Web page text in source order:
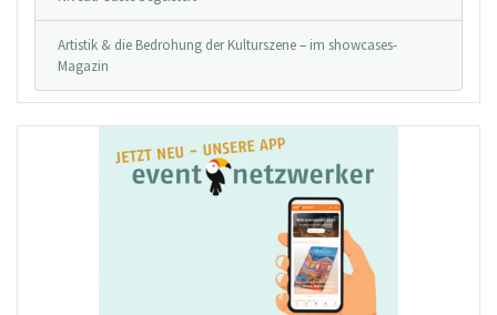
Artistik & die Bedrohung der Kulturszene – im showcases-
Magazin